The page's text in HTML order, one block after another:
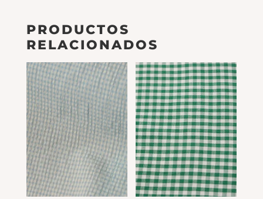
PRODUCTOS
RELACIONADOS